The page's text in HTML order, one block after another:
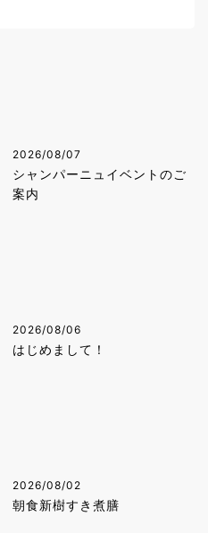
2026/08/07
シャンパーニュイベントのご
案内
2026/08/06
はじめまして！
2026/08/02
朝食新樹すき煮膳